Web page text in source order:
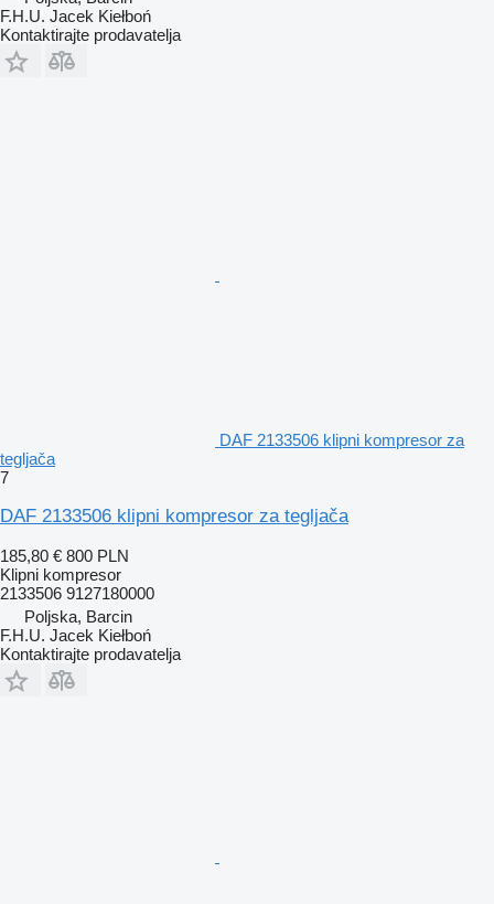
F.H.U. Jacek Kiełboń
Kontaktirajte prodavatelja
DAF 2133506 klipni kompresor za
tegljača
7
DAF 2133506 klipni kompresor za tegljača
185,80 € 800 PLN
Klipni kompresor
2133506 9127180000
Poljska, Barcin
F.H.U. Jacek Kiełboń
Kontaktirajte prodavatelja